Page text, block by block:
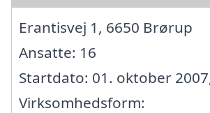
Erantisvej 1, 6650 Brørup
Ansatte: 16
Startdato: 01. oktober
Virksomhedsform: